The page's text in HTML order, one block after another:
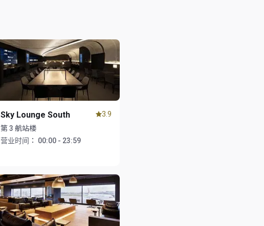
Sky Lounge South
第 3 航站楼
营业时间：
00:00 - 23:59
3.9